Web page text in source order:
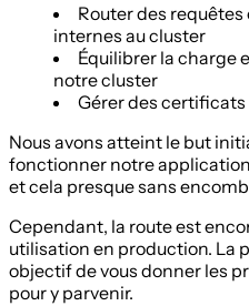
Router des
internes au cluster
Équilibrer la charge
notre cluster
Gérer des certificats
Nous avons atteint le but
fonctionner notre application
et cela presque sans
Cependant, la route est
utilisation en production. La
objectif de vous donner les
pour y parvenir.